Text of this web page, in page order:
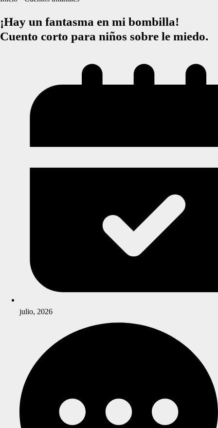
¡Hay un fantasma en mi bombilla!
Cuento corto para niños sobre le miedo.
julio, 2026